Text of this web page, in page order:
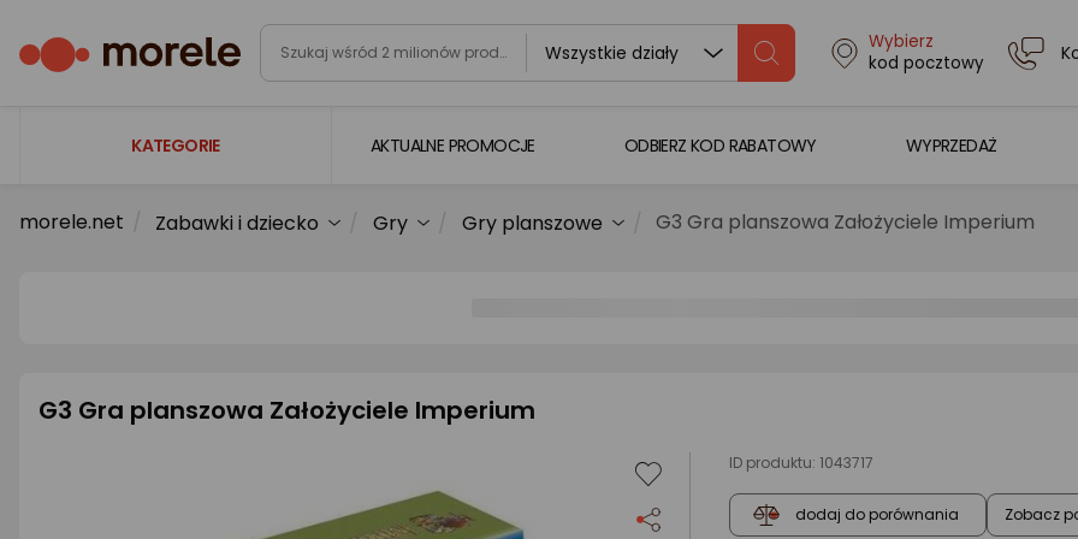
Wszystkie działy
Wybierz
kod pocztowy
KATEGORIE
Laptopy
Smartfony i smartwatche
AKTUALNE PROMOCJE ODBIERZ KOD RABATOWY WYPRZEDAŻ
morele.net Zabawki i dziecko Gry Gry planszowe G3 Gra planszowa Założyciele Imperium
G3 Gra planszowa Założyciele Imperium
ID produktu: 1043717
dodaj do porównania Zobacz